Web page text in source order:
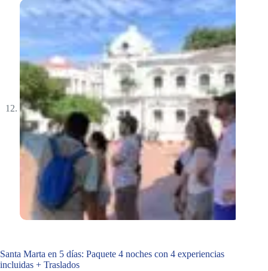
Santa Marta en 5 días: Paquete 4 noches con 4 experiencias
incluidas + Traslados